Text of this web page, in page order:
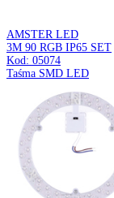
KAMILA C
3 x E27
Kod: 05030
Plafoniera